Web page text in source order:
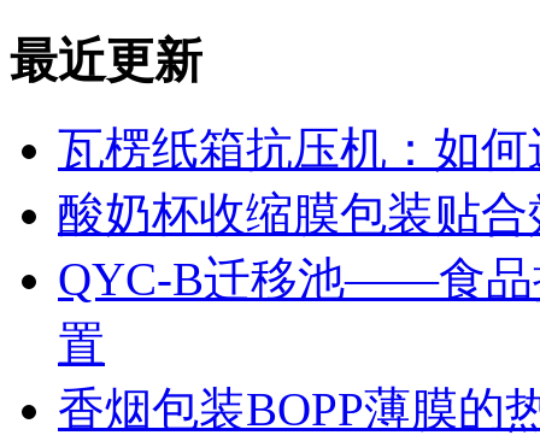
最近更新
瓦楞纸箱抗压机：如
酸奶杯收缩膜包装贴
QYC-B迁移池——食品
置
香烟包装BOPP薄膜的